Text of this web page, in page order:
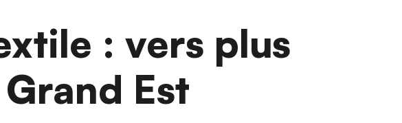
: vers plus
Est